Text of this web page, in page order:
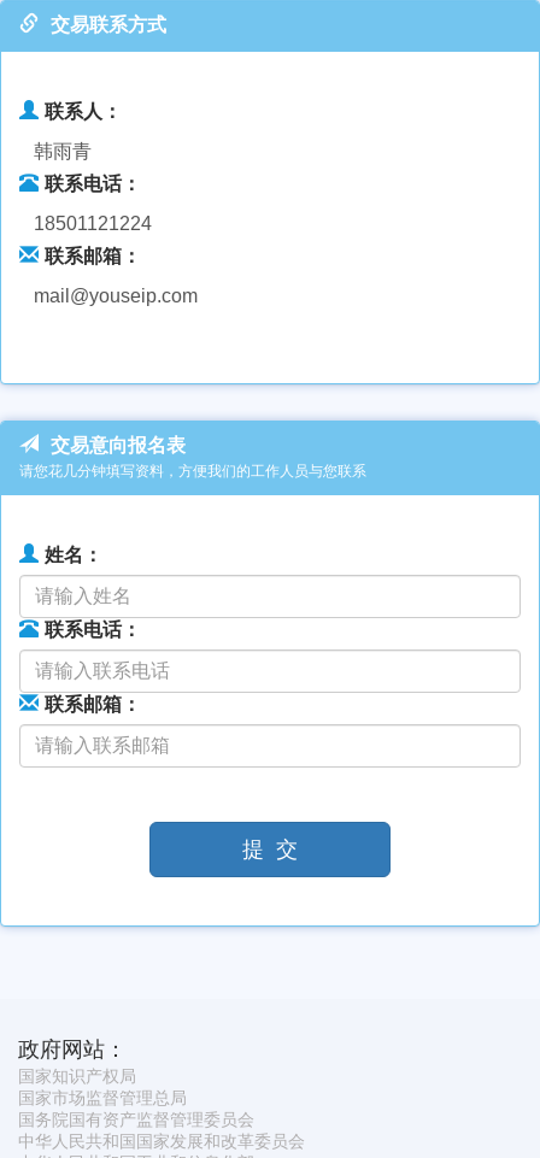
交易联系方式
联系人：
韩雨青
联系电话：
18501121224
联系邮箱：
mail@youseip.com
交易意向报名表
请您花几分钟填写资料，方便我们的工作人员与您联系
姓名：
联系电话：
联系邮箱：
提 交
政府网站：
国家知识产权局
国家市场监督管理总局
国务院国有资产监督管理委员会
中华人民共和国国家发展和改革委员会